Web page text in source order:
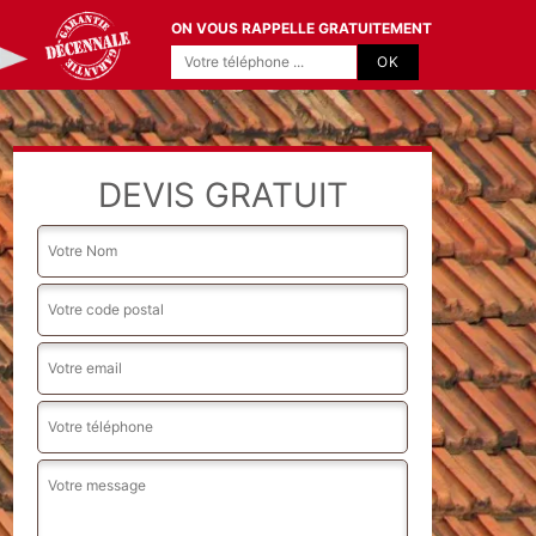
ON VOUS RAPPELLE GRATUITEMENT
DEVIS GRATUIT